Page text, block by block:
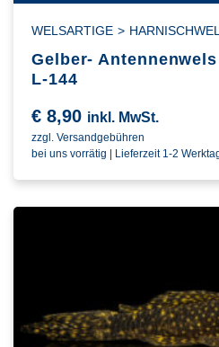
WELSARTIGE >
Gelber-
L-144
€ 8,90 inkl. MwSt.
zzgl. Versandgebühren
bei uns vorrätig | Lieferzeit 1-2